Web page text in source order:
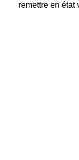
remettre en état